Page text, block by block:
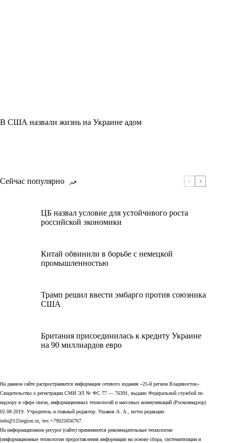
В США назвали жизнь на Украине адом
Сейчас популярно
ЦБ назвал условие для устойчивого роста
российской экономики
Китай обвинили в борьбе с немецкой
промышленностью
Трамп решил ввести эмбарго против союзника
США
Британия присоединилась к кредиту Украине
на 90 миллиардов евро
На данном сайте распространяется информация сетевого издания «25-й регион Владивосток».
Свидетельство о регистрации СМИ ЭЛ № ФС 77 — 76391, выдано Федеральной службой по
надзору в сфере связи, информационных технологий и массовых коммуникаций (Роскомнадзор)
02.08.2019. Учредитель и главный редактор: Ушаков А. А., почта редакции:
info@125region.ru, тел.+79025056767.
На информационном ресурсе (сайте) применяются рекомендательные технологии
(информационные технологии предоставления информации на основе сбора, систематизации и